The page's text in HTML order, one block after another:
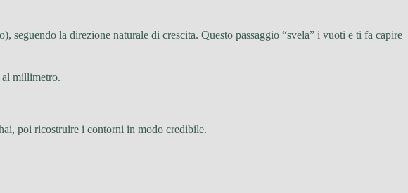
seguendo la direzione naturale di crescita. Questo passaggio “svela” i vuoti e ti fa capire
al millimetro.
poi ricostruire i contorni in modo credibile.